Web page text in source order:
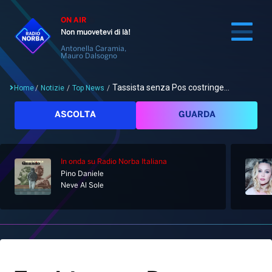
ON AIR
Non muovetevi di là!
Antonella Caramia,
Mauro Dalsogno
Cerca
Home
Palinsesto
Notizie
Home/ Notizie / Top News / Tassista senza Pos costringe...
ASCOLTA GUARDA
In onda su Radio Norba Italiana
Pino Daniele
Neve Al Sole